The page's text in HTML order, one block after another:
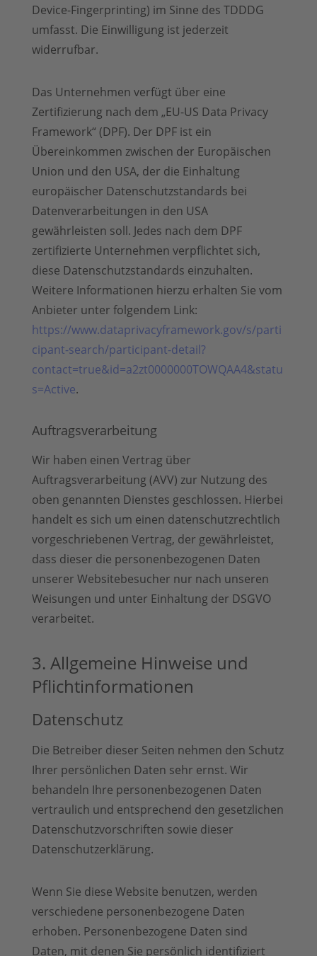
Device-Fingerprinting) im Sinne des TDDDG
umfasst. Die Einwilligung ist jederzeit
widerrufbar.
Das Unternehmen verfügt über eine
Zertifizierung nach dem „EU-US Data Privacy
Framework“ (DPF). Der DPF ist ein
Übereinkommen zwischen der Europäischen
Union und den USA, der die Einhaltung
europäischer Datenschutzstandards bei
Datenverarbeitungen in den USA
gewährleisten soll. Jedes nach dem DPF
zertifizierte Unternehmen verpflichtet sich,
diese Datenschutzstandards einzuhalten.
Weitere Informationen hierzu erhalten Sie vom
Anbieter unter folgendem Link:
https://www.dataprivacyframework.gov/s/parti
cipant-search/participant-detail?
contact=true&id=a2zt0000000TOWQAA4&statu
s=Active.
Auftragsverarbeitung
Wir haben einen Vertrag über
Auftragsverarbeitung (AVV) zur Nutzung des
oben genannten Dienstes geschlossen. Hierbei
handelt es sich um einen datenschutzrechtlich
vorgeschriebenen Vertrag, der gewährleistet,
dass dieser die personenbezogenen Daten
unserer Websitebesucher nur nach unseren
Weisungen und unter Einhaltung der DSGVO
verarbeitet.
3. Allgemeine Hinweise und
Pflicht­informationen
Datenschutz
Die Betreiber dieser Seiten nehmen den Schutz
Ihrer persönlichen Daten sehr ernst. Wir
behandeln Ihre personenbezogenen Daten
vertraulich und entsprechend den gesetzlichen
Datenschutzvorschriften sowie dieser
Datenschutzerklärung.
Wenn Sie diese Website benutzen, werden
verschiedene personenbezogene Daten
erhoben. Personenbezogene Daten sind
Daten, mit denen Sie persönlich identifiziert